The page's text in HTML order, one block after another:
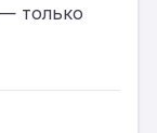
только